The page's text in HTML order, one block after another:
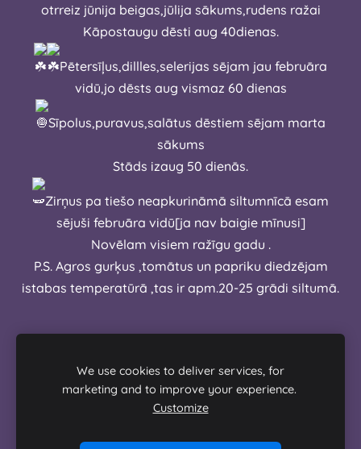
otrreiz jūnija beigas,jūlija sākums,rudens ražai
Kāpostaugu dēsti aug 40dienas.
Pētersīļus,dillles,selerijas sējam jau februāra
vidū,jo dēsts aug vismaz 60 dienas
Sīpolus,puravus,salātus dēstiem sējam marta
sākums
Stāds izaug 50 dienās.
Zirņus pa tiešo neapkurināmā siltumnīcā esam
sējuši februāra vidū[ja nav baigie mīnusi]
Novēlam visiem ražīgu gadu .
P.S. Agros gurķus ,tomātus un papriku diedzējam
istabas temperatūrā ,tas ir apm.20-25 grādi siltumā.
We use cookies to deliver services, for
marketing and to improve your experience.
Customize